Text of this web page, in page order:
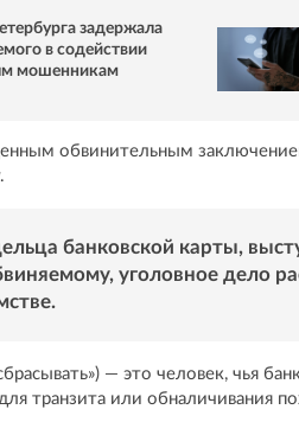
задержала
в содействии
мошенникам
обвинительным
банковской карты,
уголовное дело
— это человек, чья
транзита или обналичивания